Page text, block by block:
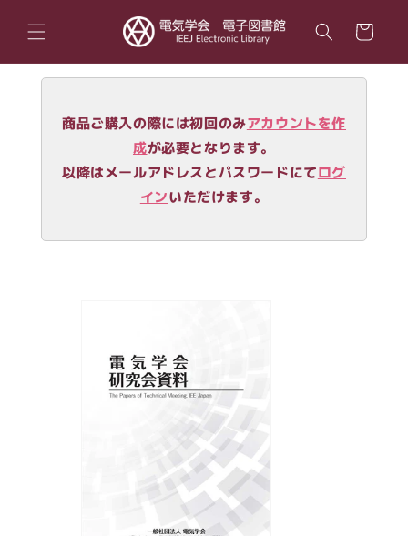
ンツに
進む
ー
商品ご購入の際には初回のみアカウントを作
成が必要となります。
以降はメールアドレスとパスワードにてログ
インいただけます。